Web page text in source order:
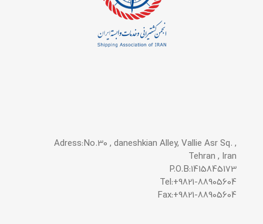
Adress:No.30 , daneshkian Alley, Vallie Asr Sq. ,
Tehran , Iran
P.O.B:1415845173
Tel:+9821-88905604
Fax:+9821-88905604